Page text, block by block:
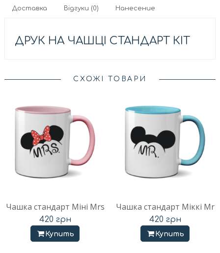
Доставка Відгуки (0) Нанесение
ДРУК НА ЧАШЦІ СТАНДАРТ КІТ
СХОЖІ ТОВАРИ
Чашка стандарт Міні Mrs
420 грн
Купить
Чашка стандарт Міккі Mr
420 грн
Купить